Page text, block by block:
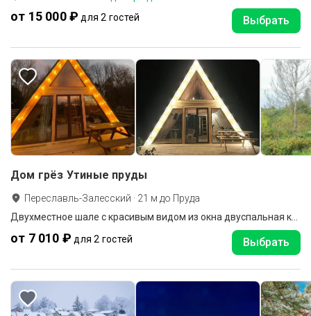
от 15 000 ₽ для 2 гостей Выбрать
Дом грёз Утиные пруды
Переславль-Залесский · 21 м до Пруда
от 7 010 ₽ для 2 гостей Выбрать